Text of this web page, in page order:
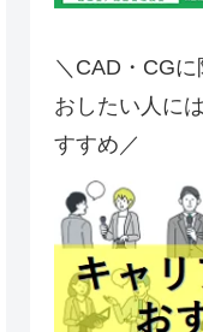
＼CAD・CG
おしたい人には
すすめ／